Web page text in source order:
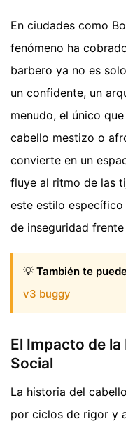
En ciudades como
fenómeno ha
barbero ya no es
un confidente, un
menudo, el único
cabello mestizo o
convierte en un
fluye al ritmo de las
este estilo
de inseguridad
💡 También te
v3 buggy
El Impacto de
Social
La historia del
por ciclos de rigor y